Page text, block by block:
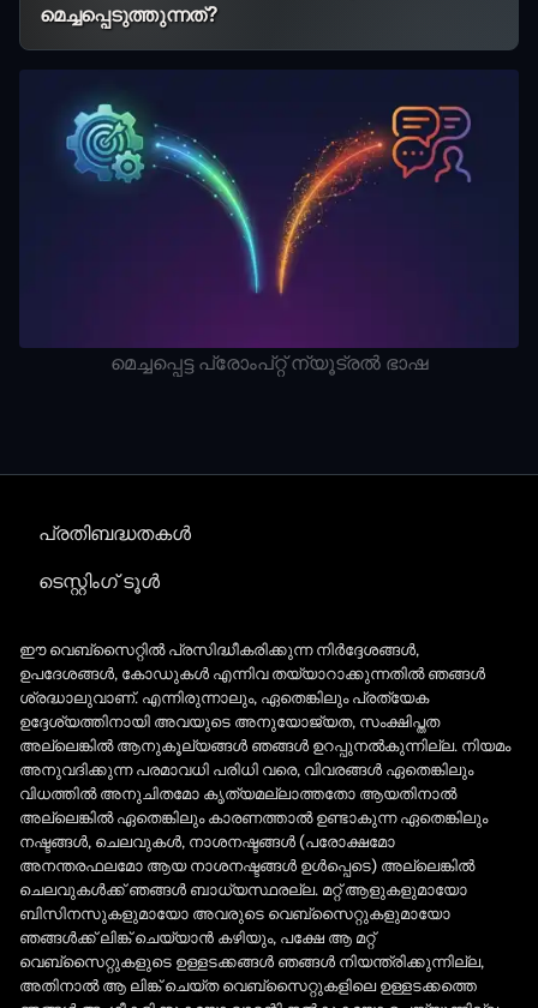
മെച്ചപ്പെടുത്തുന്നത്?
മെച്ചപ്പെട്ട പ്രോംപ്റ്റ് ന്യൂട്രൽ ഭാഷ
പ്രതിബദ്ധതകൾ
ടെസ്റ്റിംഗ് ടൂൾ
ഈ വെബ്‌സൈറ്റിൽ പ്രസിദ്ധീകരിക്കുന്ന നിർദ്ദേശങ്ങൾ,
ഉപദേശങ്ങൾ, കോഡുകൾ എന്നിവ തയ്യാറാക്കുന്നതിൽ ഞങ്ങൾ
ശ്രദ്ധാലുവാണ്. എന്നിരുന്നാലും, ഏതെങ്കിലും പ്രത്യേക
ഉദ്ദേശ്യത്തിനായി അവയുടെ അനുയോജ്യത, സംക്ഷിപ്തത
അല്ലെങ്കിൽ ആനുകൂല്യങ്ങൾ ഞങ്ങൾ ഉറപ്പുനൽകുന്നില്ല. നിയമം
അനുവദിക്കുന്ന പരമാവധി പരിധി വരെ, വിവരങ്ങൾ ഏതെങ്കിലും
വിധത്തിൽ അനുചിതമോ കൃത്യമല്ലാത്തതോ ആയതിനാൽ
അല്ലെങ്കിൽ ഏതെങ്കിലും കാരണത്താൽ ഉണ്ടാകുന്ന ഏതെങ്കിലും
നഷ്ടങ്ങൾ, ചെലവുകൾ, നാശനഷ്ടങ്ങൾ (പരോക്ഷമോ
അനന്തരഫലമോ ആയ നാശനഷ്ടങ്ങൾ ഉൾപ്പെടെ) അല്ലെങ്കിൽ
ചെലവുകൾക്ക് ഞങ്ങൾ ബാധ്യസ്ഥരല്ല. മറ്റ് ആളുകളുമായോ
ബിസിനസുകളുമായോ അവരുടെ വെബ്‌സൈറ്റുകളുമായോ
ഞങ്ങൾക്ക് ലിങ്ക് ചെയ്യാൻ കഴിയും, പക്ഷേ ആ മറ്റ്
വെബ്‌സൈറ്റുകളുടെ ഉള്ളടക്കങ്ങൾ ഞങ്ങൾ നിയന്ത്രിക്കുന്നില്ല,
അതിനാൽ ആ ലിങ്ക് ചെയ്‌ത വെബ്‌സൈറ്റുകളിലെ ഉള്ളടക്കത്തെ